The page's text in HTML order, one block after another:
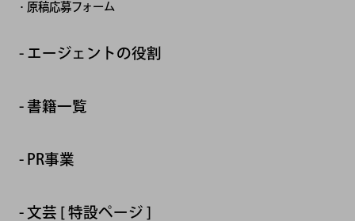
原稿応募フォーム
エージェントの役割
書籍一覧
PR事業
文芸 [ 特設ページ ]